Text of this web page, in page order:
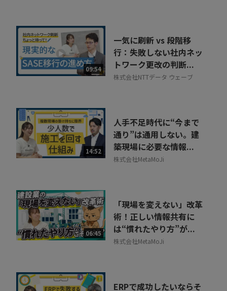
09:54
一気に刷新 vs 段階移
行：失敗しない社内ネッ
トワーク更改の判断...
株式会社NTTデータ ウェーブ
14:52
人手不足時代に“今まで
通り”は通用しない。建
築現場に必要な情報...
株式会社MetaMoJi
06:45
「現場を変えない」改革
術！正しい情報共有に
は“慣れたやり方”が...
株式会社MetaMoJi
ERPで成功したいならそ